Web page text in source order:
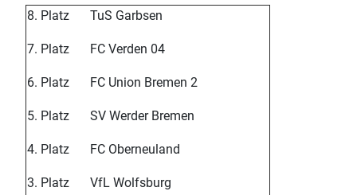
8. Platz TuS Garbsen
7. Platz FC Verden 04
6. Platz FC Union Bremen 2
5. Platz SV Werder Bremen
4. Platz FC Oberneuland
3. Platz VfL Wolfsburg